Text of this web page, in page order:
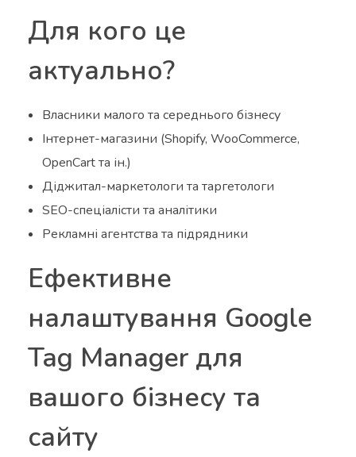
Для кого це
актуально?
Власники малого та середнього бізнесу
Інтернет-магазини (Shopify, WooCommerce,
OpenCart та ін.)
Діджитал-маркетологи та таргетологи
SEO-спеціалісти та аналітики
Рекламні агентства та підрядники
Ефективне
налаштування Google
Tag Manager для
вашого бізнесу та
сайту